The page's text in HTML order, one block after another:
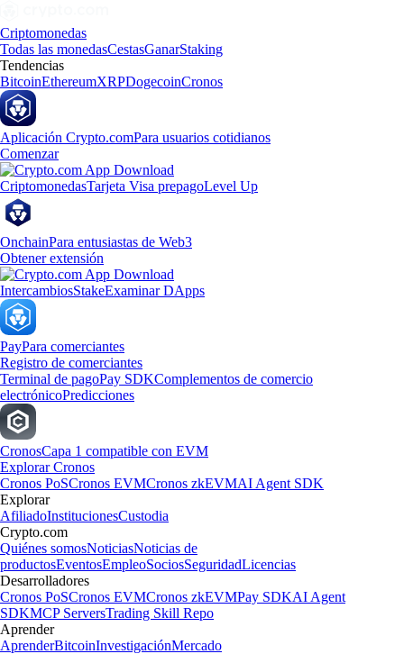
Criptomonedas
Todas las monedasCestasGanarStaking
Tendencias
BitcoinEthereumXRPDogecoinCronos
Aplicación Crypto.comPara usuarios cotidianos
Comenzar
CriptomonedasTarjeta Visa prepagoLevel Up
OnchainPara entusiastas de Web3
Obtener extensión
IntercambiosStakeExaminar DApps
PayPara comerciantes
Registro de comerciantes
Terminal de pagoPay SDKComplementos de comercio
electrónicoPredicciones
CronosCapa 1 compatible con EVM
Explorar Cronos
Cronos PoSCronos EVMCronos zkEVMAI Agent SDK
Explorar
AfiliadoInstitucionesCustodia
Crypto.com
Quiénes somosNoticiasNoticias de
productosEventosEmpleoSociosSeguridadLicencias
Desarrolladores
Cronos PoSCronos EVMCronos zkEVMPay SDKAI Agent
SDKMCP ServersTrading Skill Repo
Aprender
AprenderBitcoinInvestigaciónMercado